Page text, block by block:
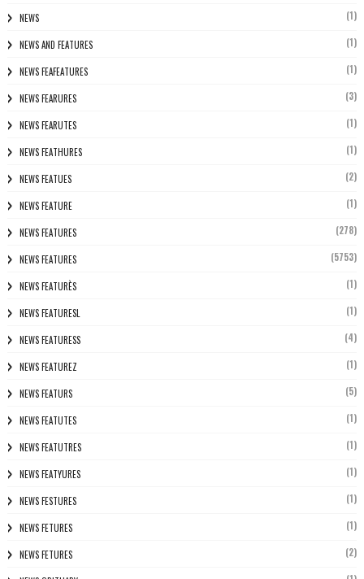
NEWS (1)
NEWS AND FEATURES (1)
NEWS FEAFEATURES (1)
NEWS FEARURES (3)
NEWS FEARUTES (1)
NEWS FEATHURES (1)
NEWS FEATUES (2)
NEWS FEATURE (1)
NEWS FEATURES (278)
NEWS FEATURES (5753)
NEWS FEATURÈS (1)
NEWS FEATURESL (1)
NEWS FEATURESS (4)
NEWS FEATUREZ (1)
NEWS FEATURS (5)
NEWS FEATUTES (1)
NEWS FEATUTRES (1)
NEWS FEATYURES (1)
NEWS FESTURES (1)
NEWS FETURES (1)
NEWS FETURES (2)